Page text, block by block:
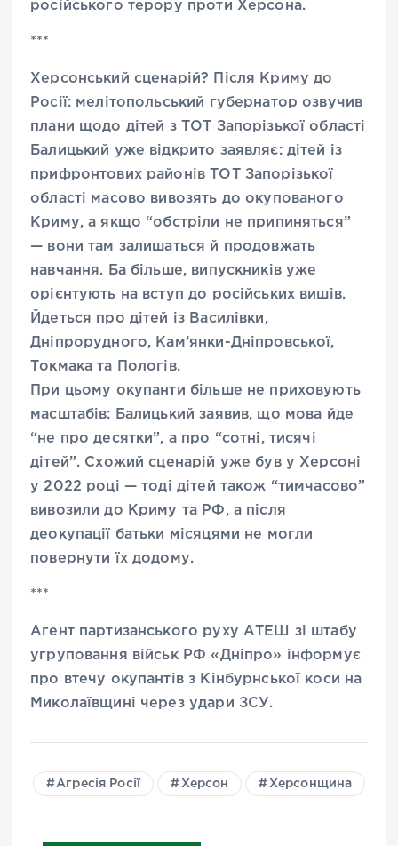
російського терору проти Херсона.
***
Херсонський сценарій? Після Криму до
Росії: мелітопольський губернатор озвучив
плани щодо дітей з ТОТ Запорізької області
Балицький уже відкрито заявляє: дітей із
прифронтових районів ТОТ Запорізької
області масово вивозять до окупованого
Криму, а якщо “обстріли не припиняться”
— вони там залишаться й продовжать
навчання. Ба більше, випускників уже
орієнтують на вступ до російських вишів.
Йдеться про дітей із Василівки,
Дніпрорудного, Кам’янки-Дніпровської,
Токмака та Пологів.
При цьому окупанти більше не приховують
масштабів: Балицький заявив, що мова йде
“не про десятки”, а про “сотні, тисячі
дітей”. Схожий сценарій уже був у Херсоні
у 2022 році — тоді дітей також “тимчасово”
вивозили до Криму та РФ, а після
деокупації батьки місяцями не могли
повернути їх додому.
***
Агент партизанського руху АТЕШ зі штабу
угруповання військ РФ «Дніпро» інформує
про втечу окупантів з Кінбурнської коси на
Миколаївщині через удари ЗСУ.
Агресія Росії Херсон Херсонщина